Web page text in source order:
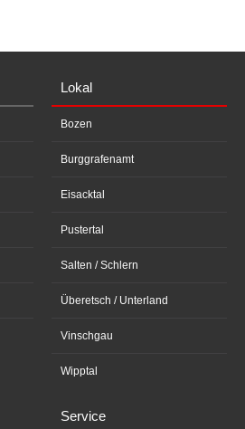
Lokal
Bozen
Burggrafenamt
Eisacktal
Pustertal
Salten / Schlern
Überetsch / Unterland
Vinschgau
Wipptal
Service